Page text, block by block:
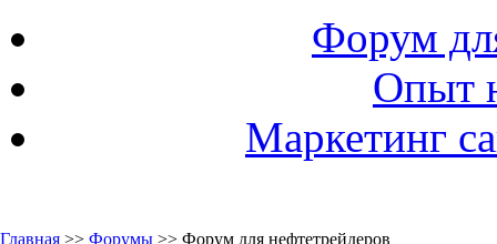
Форум
Опыт
Маркетинг
Главная >> Форумы >> Форум для нефтетрейдеров